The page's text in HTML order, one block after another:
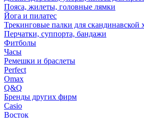
Пояса, жилеты, головные лямки
Йога и пилатес
Трекинговые палки для скандинавской
Перчатки, суппорта, бандажи
Фитболы
Часы
Ремешки и браслеты
Perfect
Omax
Q&Q
Бренды других фирм
Casio
Восток